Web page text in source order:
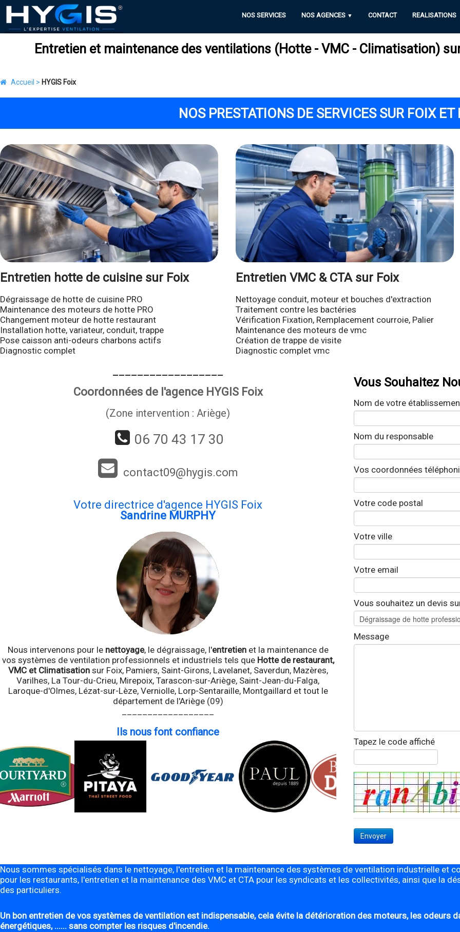
NOS SERVICES NOS AGENCES ▼ CONTACT REALISATIONS
Entretien et maintenance des ventilations (Hotte - VMC - Climatisation)
Accueil > HYGIS Foix
NOS PRESTATIONS DE SERVICES SUR FOIX ET
Entretien hotte de cuisine sur Foix
Dégraissage de hotte de cuisine PRO
Maintenance des moteurs de hotte PRO
Changement moteur de hotte restaurant
Installation hotte, variateur, conduit, trappe
Pose caisson anti-odeurs charbons actifs
Diagnostic complet
Entretien VMC & CTA sur Foix
Nettoyage conduit, moteur et bouches d'extraction
Traitement contre les bactéries
Vérification Fixation, Remplacement courroie, Palier
Maintenance des moteurs de vmc
Création de trappe de visite
Diagnostic complet vmc
Coordonnées de l'agence HYGIS Foix
(Zone intervention : Ariège)
06 70 43 17 30
contact09@hygis.com
Votre directrice d'agence HYGIS Foix
Sandrine MURPHY
Nous intervenons pour le nettoyage, le dégraissage, l'entretienet la maintenance de
vos systèmes de ventilation professionnels et industriels tels que Hotte de restaurant,
VMC et Climatisationsur Foix, Pamiers, Saint-Girons, Lavelanet, Saverdun, Mazères,
Varilhes, La Tour-du-Crieu, Mirepoix, Tarascon-sur-Ariège, Saint-Jean-du-Falga,
Laroque-d'Olmes, Lézat-sur-Lèze, Verniolle, Lorp-Sentaraille, Montgaillard et tout le
département de l'Ariège (09)
Ils nous font confiance
Vous Souhaitez
Nom de votre
Nom du responsable
Vos coordonnées
Votre code postal
Votre ville
Votre email
Vous souhaitez un devis
Message
Tapez le code affiché
Envoyer
Nous sommes spécialisés dans le nettoyage, l'entretien et la maintenance des systèmes de ventilation industrielle et
pour les restaurants, l'entretien et la maintenance des VMC et CTA pour les syndicats et les collectivités, ainsi que la
des particuliers.
Un bon entretien de vos systèmes de ventilation est indispensable, cela évite la détérioration des moteurs, les odeurs
énergétiques, ...... sans compter les risques d'incendie.